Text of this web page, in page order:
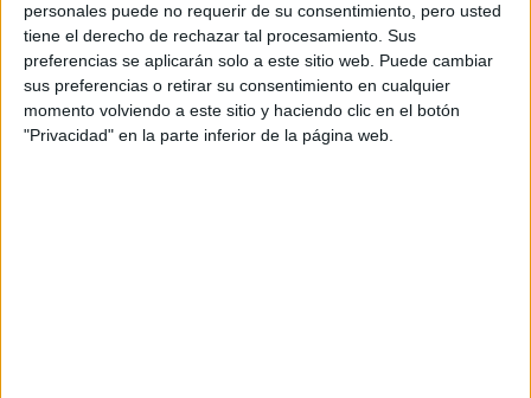
personales puede no requerir de su consentimiento, pero usted
tiene el derecho de rechazar tal procesamiento. Sus
preferencias se aplicarán solo a este sitio web. Puede cambiar
sus preferencias o retirar su consentimiento en cualquier
momento volviendo a este sitio y haciendo clic en el botón
"Privacidad" en la parte inferior de la página web.
Contactar